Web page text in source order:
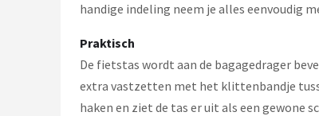
handige indeling neem je alles eenvoudig
Praktisch
De fietstas wordt aan de bagagedrager
extra vastzetten met het klittenbandje
haken en ziet de tas er uit als een gewone